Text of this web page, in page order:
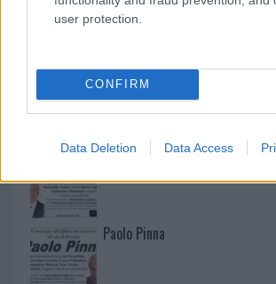
user protection.
CONFIRM
Data Deletion Data Access
NECROLOGIE
Mario Malu
Paolo Pinna